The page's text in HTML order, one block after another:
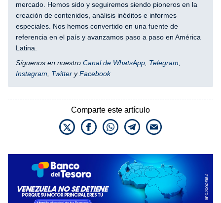
mercado. Hemos sido y seguiremos siendo pioneros en la
creación de contenidos, análisis inéditos e informes
especiales. Nos hemos convertido en una fuente de
referencia en el país y avanzamos paso a paso en América
Latina.
Síguenos en nuestro Canal de WhatsApp Telegram
Instagram
Twitter yFacebook
Comparte este artículo